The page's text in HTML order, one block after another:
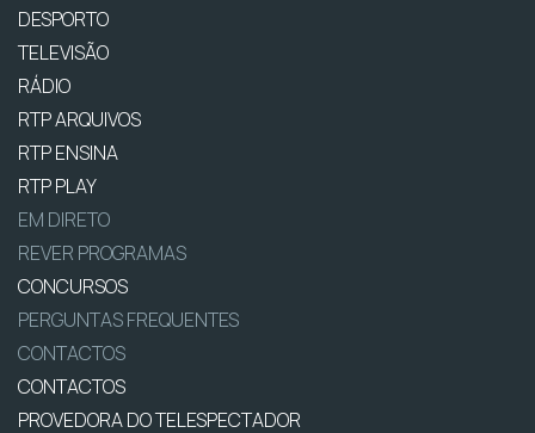
DESPORTO
TELEVISÃO
RÁDIO
RTP ARQUIVOS
RTP ENSINA
RTP PLAY
EM DIRETO
REVER PROGRAMAS
CONCURSOS
PERGUNTAS FREQUENTES
CONTACTOS
CONTACTOS
PROVEDORA DO TELESPECTADOR